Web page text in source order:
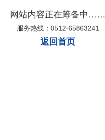
网站内容正在筹备中……
服务热线：0512-65863241
返回首页